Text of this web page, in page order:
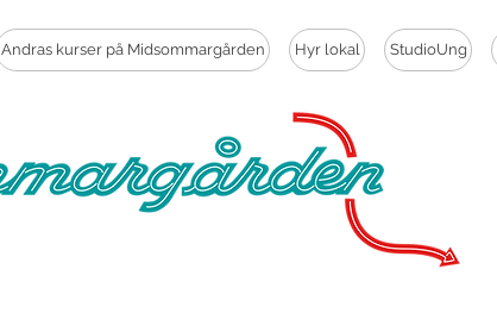
Andras kurser på Midsommargården Hyr lokal StudioUng